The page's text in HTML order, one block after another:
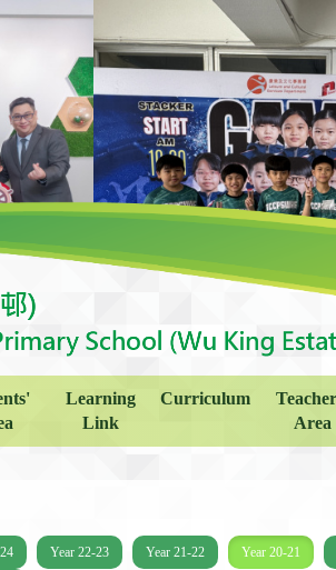
Learning
Link
Curriculum
Area
Year 22-23 Year 21-22 Year 20-21